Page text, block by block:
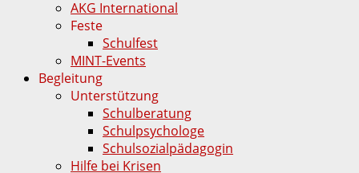
AKG International
Feste
Schulfest
MINT-Events
Begleitung
Unterstützung
Schulberatung
Schulpsychologe
Schulsozialpädagogin
Hilfe bei Krisen